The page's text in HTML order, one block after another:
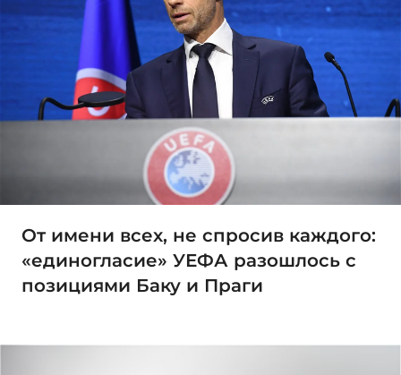
От имени всех, не спросив каждого:
«единогласие» УЕФА разошлось с
позициями Баку и Праги